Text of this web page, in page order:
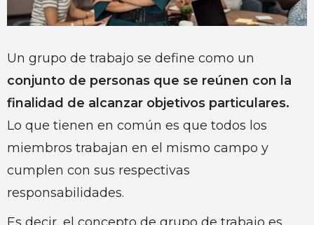
Un grupo de trabajo se define como un
conjunto de personas que se reúnen con la
finalidad de alcanzar objetivos particulares.
Lo que tienen en común es que todos los
miembros trabajan en el mismo campo y
cumplen con sus respectivas
responsabilidades.